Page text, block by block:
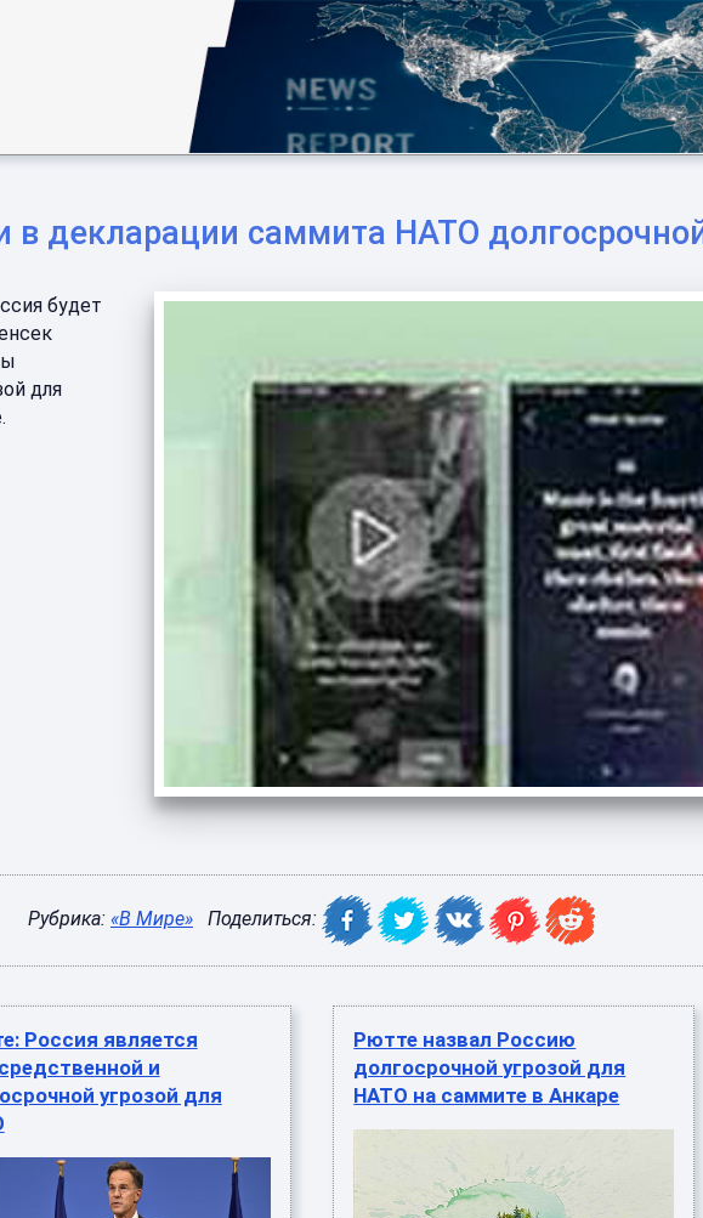
декларации саммита НАТО
будет
для
Рубрика: «В Мире» Поделиться:
Россия является
и
угрозой для
Рютте назвал Россию
долгосрочной угрозой для
НАТО на саммите в Анкаре